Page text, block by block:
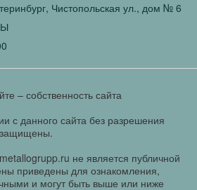
Чистопольская ул., дом № 6
– собственность сайта
с данного сайта без разрешения
не является публичной
приведены для ознакомления,
и могут быть выше или ниже